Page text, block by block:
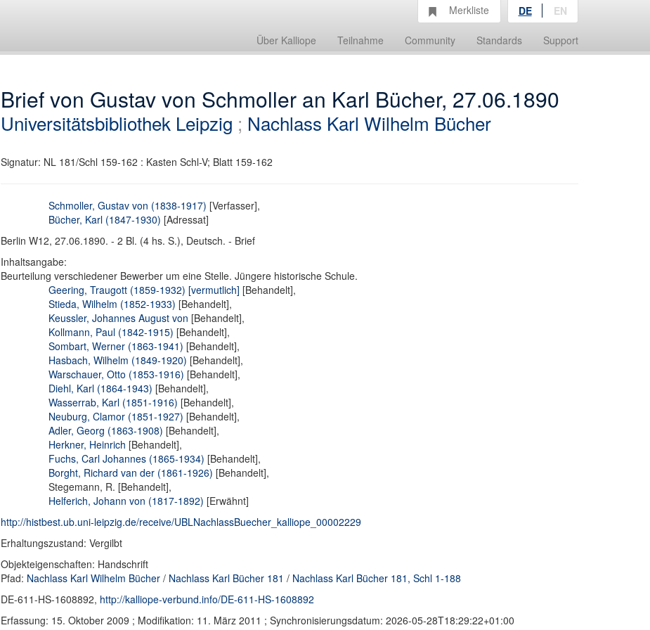
Über Kalliope Teilnahme Community Standards Support
Merkliste DE EN
Brief von Gustav von Schmoller an Karl Bücher, 27.06.1890
Universitätsbibliothek Leipzig ; Nachlass Karl Wilhelm Bücher
Signatur: NL 181/Schl 159-162 : Kasten Schl-V; Blatt 159-162
Schmoller, Gustav von (1838-1917) [Verfasser],
Bücher, Karl (1847-1930) [Adressat]
Berlin W12, 27.06.1890. - 2 Bl. (4 hs. S.), Deutsch. - Brief
Inhaltsangabe:
Beurteilung verschiedener Bewerber um eine Stelle. Jüngere historische Schule.
Geering, Traugott (1859-1932) [vermutlich] [Behandelt],
Stieda, Wilhelm (1852-1933) [Behandelt],
Keussler, Johannes August von [Behandelt],
Kollmann, Paul (1842-1915) [Behandelt],
Sombart, Werner (1863-1941) [Behandelt],
Hasbach, Wilhelm (1849-1920) [Behandelt],
Warschauer, Otto (1853-1916) [Behandelt],
Diehl, Karl (1864-1943) [Behandelt],
Wasserrab, Karl (1851-1916) [Behandelt],
Neuburg, Clamor (1851-1927) [Behandelt],
Adler, Georg (1863-1908) [Behandelt],
Herkner, Heinrich [Behandelt],
Fuchs, Carl Johannes (1865-1934) [Behandelt],
Borght, Richard van der (1861-1926) [Behandelt],
Stegemann, R. [Behandelt],
Helferich, Johann von (1817-1892) [Erwähnt]
http://histbest.ub.uni-leipzig.de/receive/UBLNachlassBuecher_kalliope_00002229
Erhaltungszustand: Vergilbt
Objekteigenschaften: Handschrift
Pfad: Nachlass Karl Wilhelm Bücher/ Nachlass Karl Bücher 181 / Nachlass Karl Bücher 181, Schl 1-188
DE-611-HS-1608892, http://kalliope-verbund.info/DE-611-HS-1608892
Erfassung: 15. Oktober 2009 ; Modifikation: 11. März 2011 ; Synchronisierungsdatum: 2026-05-28T18:29:22+01:00